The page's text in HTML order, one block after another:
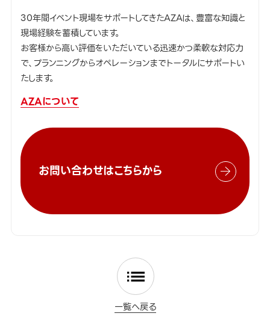
30年間イベント現場をサポートしてきたAZAは、豊富な知識と
現場経験を蓄積しています。
お客様から高い評価をいただいている迅速かつ柔軟な対応力
で、プランニングからオペレーションまでトータルにサポートい
たします。
AZAについて
お問い合わせはこちらから
一覧へ戻る